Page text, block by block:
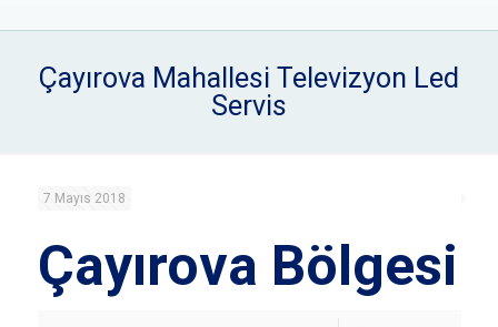
Çayırova Mahallesi Televizyon Led
Servis
7 Mayıs 2018
Çayırova Bölgesi